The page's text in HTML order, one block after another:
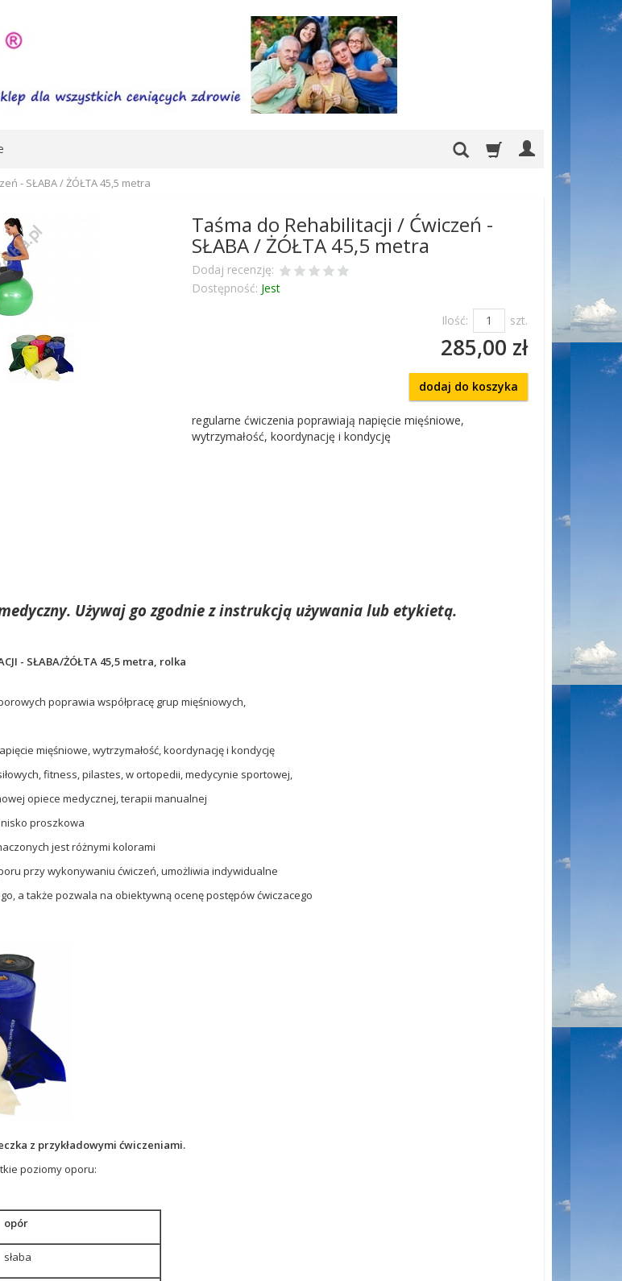
- SŁABA / ŻÓŁTA 45,5 metra
Taśma do Rehabilitacji / Ćwiczeń -
SŁABA / ŻÓŁTA 45,5 metra
Dodaj recenzję:
Dostępność: Jest
Ilość: szt.
285,00 zł
dodaj do koszyka
regularne ćwiczenia poprawiają napięcie mięśniowe,
wytrzymałość, koordynację i kondycję
Używaj go zgodnie z instrukcją używania lub etykietą.
- SŁABA/ŻÓŁTA 45,5 metra, rolka
poprawia współpracę grup mięśniowych,
mięśniowe, wytrzymałość, koordynację i kondycję
fitness, pilastes, w ortopedii, medycynie sportowej,
opiece medycznej, terapii manualnej
proszkowa
jest różnymi kolorami
przy wykonywaniu ćwiczeń, umożliwia indywidualne
a także pozwala na obiektywną ocenę postępów ćwiczacego
z przykładowymi ćwiczeniami.
poziomy oporu:
opór
słaba